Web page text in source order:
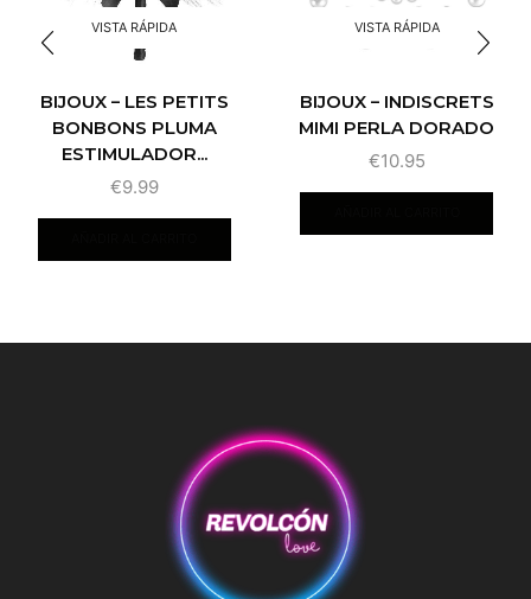
VISTA RÁPIDA
BIJOUX – LES PETITS
BONBONS PLUMA
ESTIMULADOR...
€9.99
VISTA RÁPIDA
BIJOUX – INDISCRETS
MIMI PERLA DORADO
€10.95